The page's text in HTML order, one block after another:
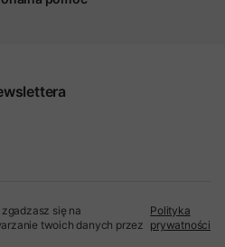
się na
twoich danych przez
Polityka
prywatności